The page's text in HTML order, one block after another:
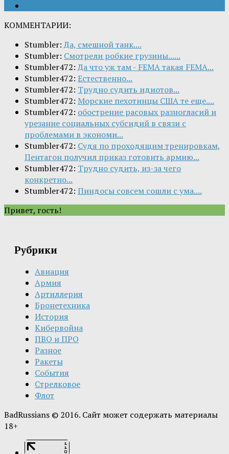
КОММЕНТАРИИ:
Stumbler:Да, смешной танк....
Stumbler: Смотрели робкие грузины......
Stumbler472:Да что уж там - FEMA такая FEMA...
Stumbler472: Естественно...
Stumbler472: Трудно судить идиотов...
Stumbler472: Морские пехотинцы США те еще....
Stumbler472: обострение расовых разногласий и
урезание социальных субсидий в связи с
проблемами в экономи...
Stumbler472: Судя по проходящим тренировкам,
Пентагон получил приказ готовить армию...
Stumbler472: Трудно судить, из-за чего
конкретно...
Stumbler472: Пиндосы совсем сошли с ума....
Привет, гость!
Рубрики
Авиация
Армия
Артиллерия
Бронетехника
История
Кибервойна
ПВО и ПРО
Разное
Ракеты
События
Стрелковое
Флот
BadRussians © 2016. Сайт может содержать материалы
18+